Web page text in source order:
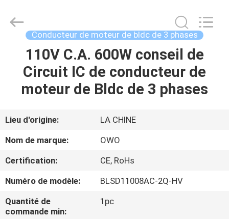
APERÇU
PRODUITS
VIDÉOS
PROPOS
DE
NOUS
Motor
Technology
Conducteur de moteur de bldc de 3 phases
110V C.A. 600W conseil de
Circuit IC de conducteur de
moteur de Bldc de 3 phases
Lieu d'origine:
LA CHINE
Nom de marque:
OWO
Certification:
CE, RoHs
Numéro de modèle:
BLSD11008AC-2Q-HV
Quantité de
commande min:
1pc